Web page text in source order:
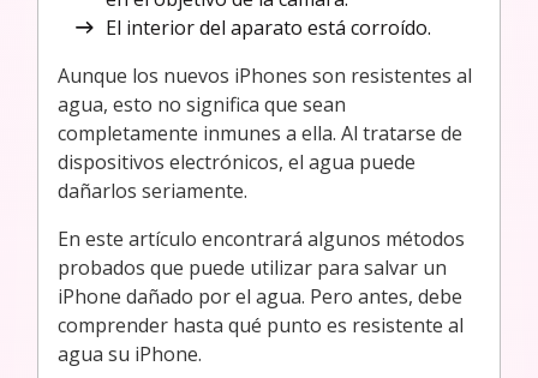
El interior del aparato está corroído.
Aunque los nuevos iPhones son resistentes al
agua, esto no significa que sean
completamente inmunes a ella. Al tratarse de
dispositivos electrónicos, el agua puede
dañarlos seriamente.
En este artículo encontrará algunos métodos
probados que puede utilizar para salvar un
iPhone dañado por el agua. Pero antes, debe
comprender hasta qué punto es resistente al
agua su iPhone.